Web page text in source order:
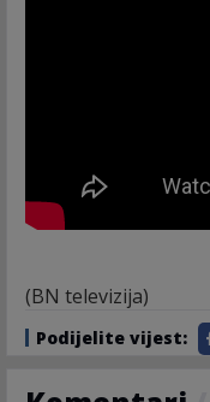
(BN televizija)
Podijelite vijest: